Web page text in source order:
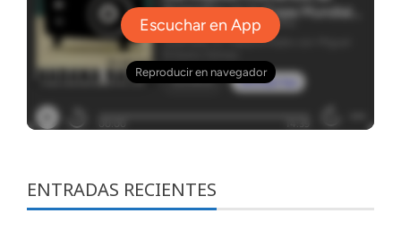
ENTRADAS RECIENTES